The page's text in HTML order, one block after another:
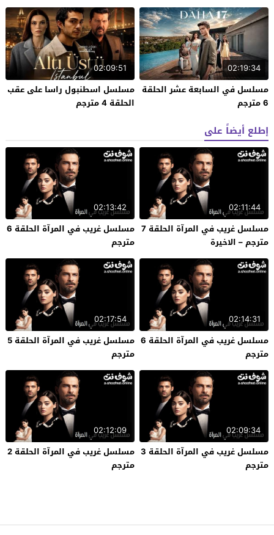
02:19:34
مسلسل في السابعة عشر الحلقة
6 مترجم
02:09:51
مسلسل اسطنبول راسا على عقب
الحلقة 4 مترجم
إطلع أيضاً على
02:11:44
مسلسل غريب في المرآة الحلقة 7
مترجم – الاخيرة
02:13:42
مسلسل غريب في المرآة الحلقة 6
مترجم
02:14:31
مسلسل غريب في المرآة الحلقة 6
مترجم
02:17:54
مسلسل غريب في المرآة الحلقة 5
مترجم
02:09:34
مسلسل غريب في المرآة الحلقة 3
مترجم
02:12:09
مسلسل غريب في المرآة الحلقة 2
مترجم